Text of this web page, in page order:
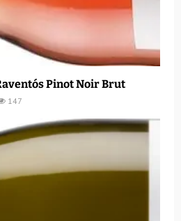
Pinot Noir Brut
147